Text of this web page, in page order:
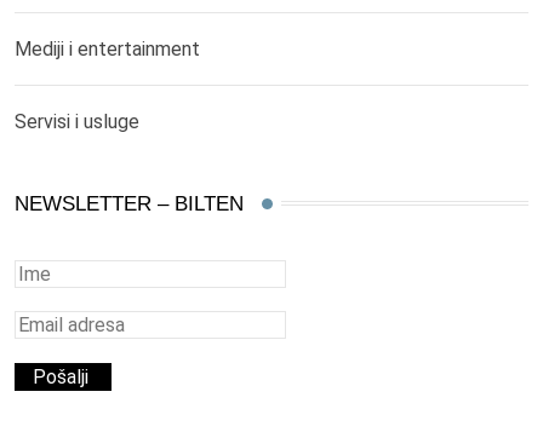
Mediji i entertainment
Servisi i usluge
NEWSLETTER – BILTEN